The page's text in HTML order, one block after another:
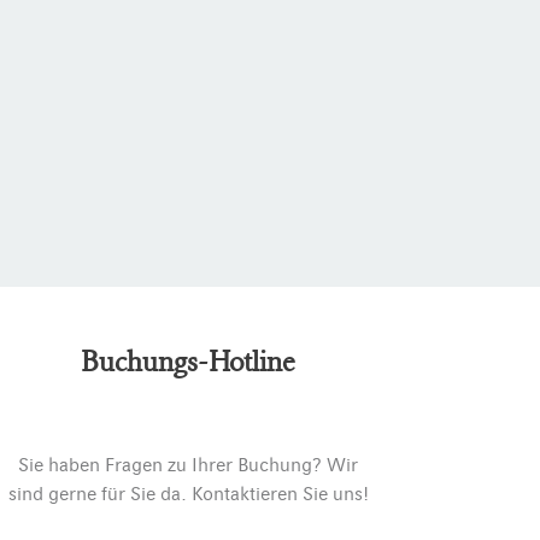
Buchungs-Hotline
Sie haben Fragen zu Ihrer Buchung? Wir
sind gerne für Sie da. Kontaktieren Sie uns!